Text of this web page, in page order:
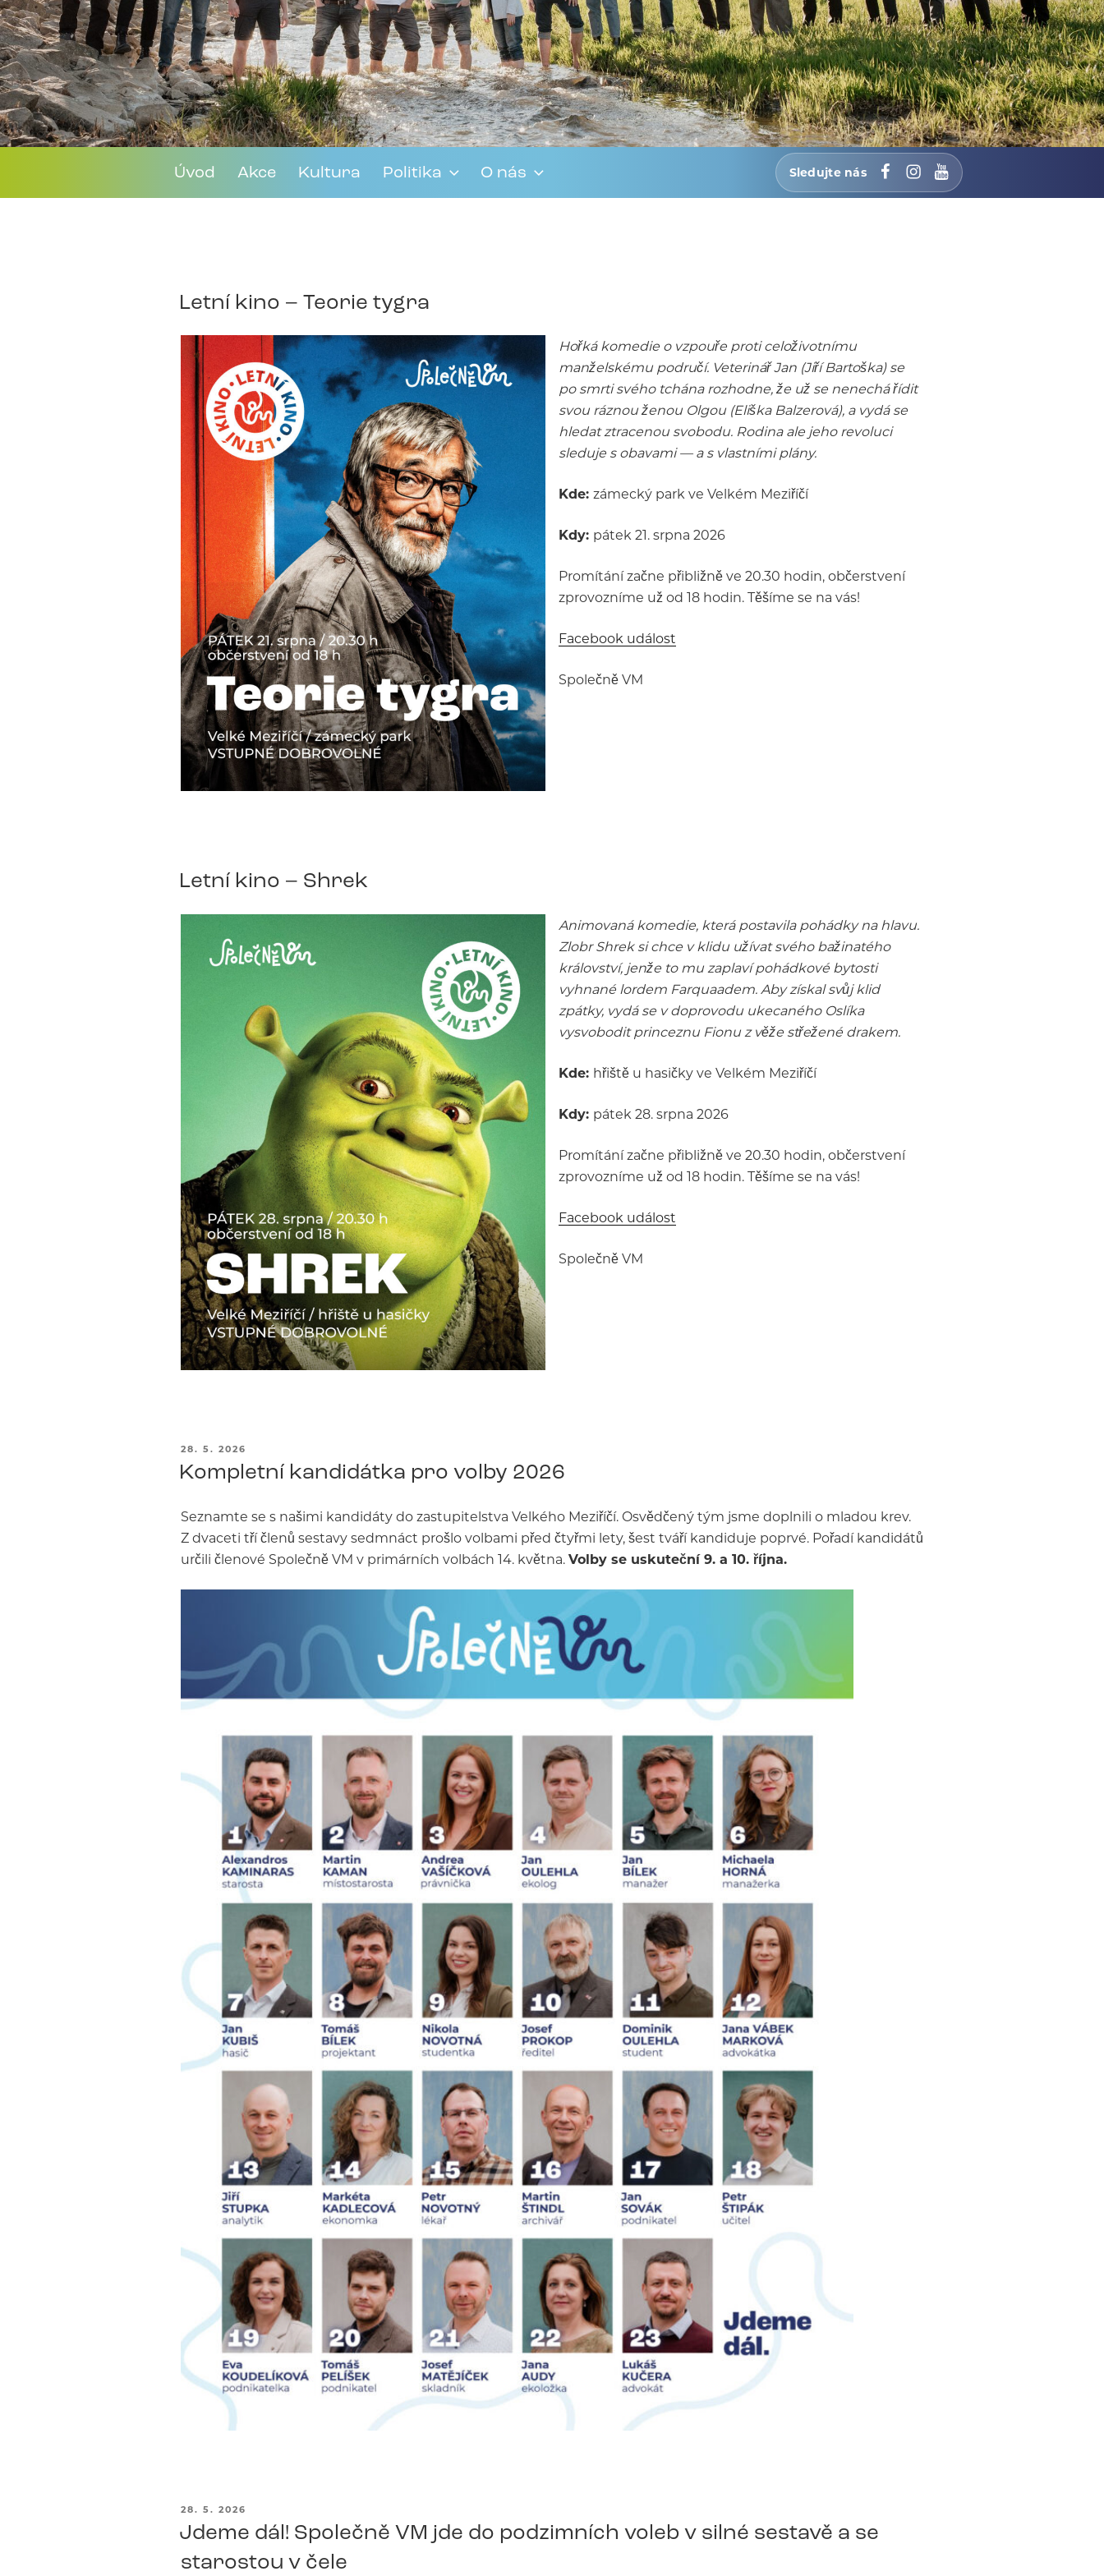
Úvod Akce Kultura Politika O nás Sledujte nás Facebook
Instagram
YouTube
Letní kino – Teorie tygra
Hořká komedie o vzpouře proti celoživotnímu
manželskému područí. Veterinář Jan (Jiří Bartoška) se
po smrti svého tchána rozhodne, že už se nenechá řídit
svou ráznou ženou Olgou (Eliška Balzerová), a vydá se
hledat ztracenou svobodu. Rodina ale jeho revoluci
sleduje s obavami — a s vlastními plány.
Kde: zámecký park ve Velkém Meziříčí
Kdy: pátek 21. srpna 2026
Promítání začne přibližně ve 20.30 hodin, občerstvení
zprovozníme už od 18 hodin. Těšíme se na vás!
Facebook událost
Společně VM
Letní kino – Shrek
Animovaná komedie, která postavila pohádky na hlavu.
Zlobr Shrek si chce v klidu užívat svého bažinatého
království, jenže to mu zaplaví pohádkové bytosti
vyhnané lordem Farquaadem. Aby získal svůj klid
zpátky, vydá se v doprovodu ukecaného Oslíka
vysvobodit princeznu Fionu z věže střežené drakem.
Kde: hřiště u hasičky ve Velkém Meziříčí
Kdy: pátek 28. srpna 2026
Promítání začne přibližně ve 20.30 hodin, občerstvení
zprovozníme už od 18 hodin. Těšíme se na vás!
Facebook událost
Společně VM
PUBLIKOVÁNO
28. 5. 2026
Kompletní kandidátka pro volby 2026
Seznamte se s našimi kandidáty do zastupitelstva Velkého Meziříčí. Osvědčený tým jsme doplnili o mladou krev.
Z dvaceti tří členů sestavy sedmnáct prošlo volbami před čtyřmi lety, šest tváří kandiduje poprvé. Pořadí kandidátů
určili členové Společně VM v primárních volbách 14. května.Volby se uskuteční 9. a 10. října.
PUBLIKOVÁNO
28. 5. 2026
Jdeme dál! Společně VM jde do podzimních voleb v silné sestavě a se
starostou v čele